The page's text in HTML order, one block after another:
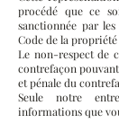
procédé que ce
sanctionnée par
Code de la
Le non-respect de
contrefaçon
et pénale du
Seule notre
informations que